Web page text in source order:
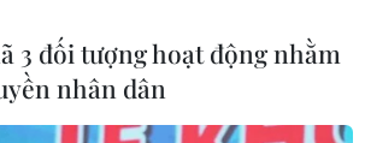
3 đối tượng hoạt động nhằm
nhân dân